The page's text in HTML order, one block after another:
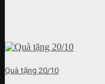
Quà tặng 20/10